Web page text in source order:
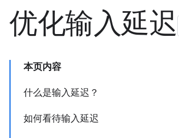
优化输入延迟
本页内容
什么是输入延迟？
如何看待输入延迟